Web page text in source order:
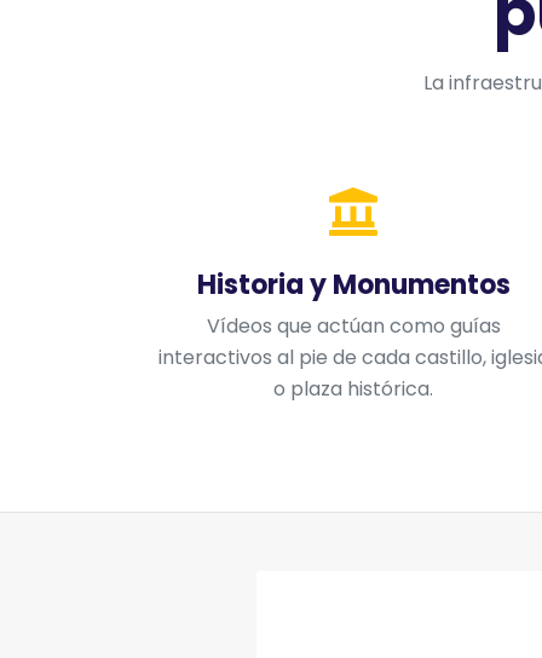
La
Historia y Monumentos
Vídeos que actúan como guías
interactivos al pie de cada castillo,
o plaza histórica.